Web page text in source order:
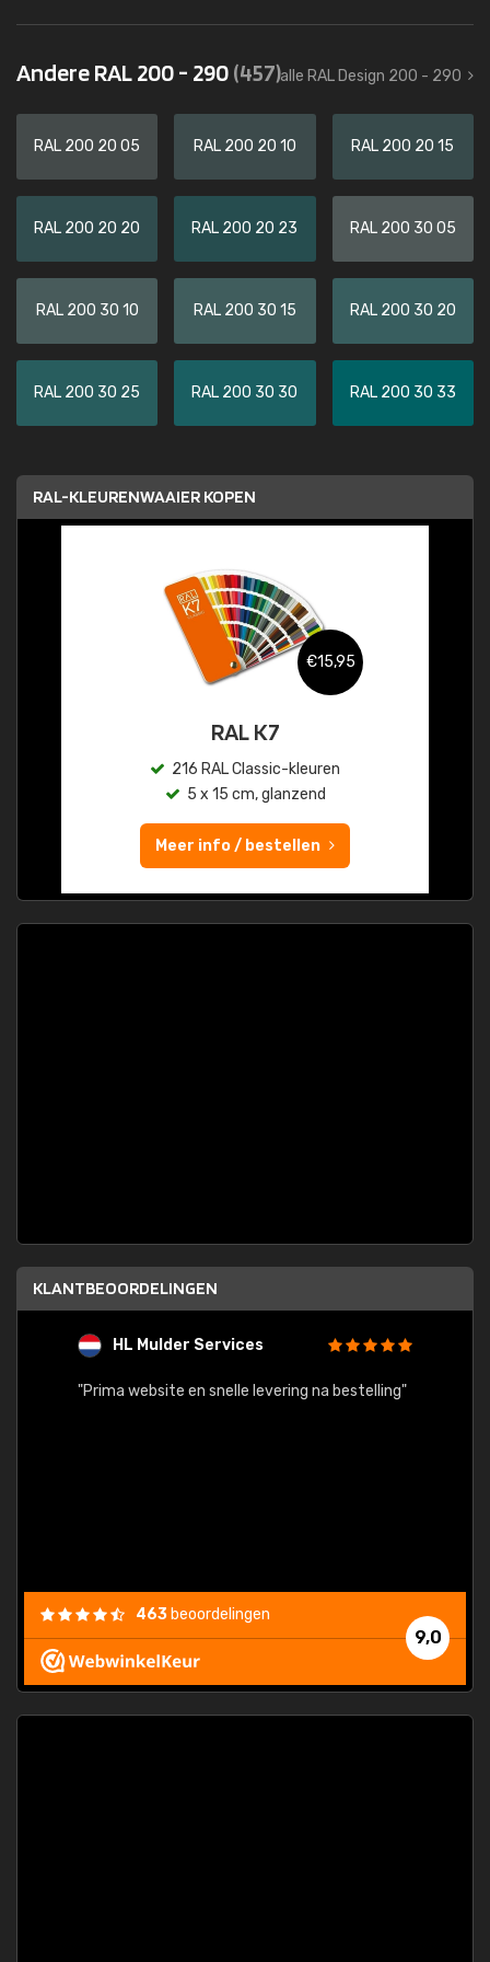
Andere RAL 200 - 290(457)alle RAL Design 200 - 290
RAL 200 20 05 RAL 200 20 10 RAL 200 20 15
RAL 200 20 20 RAL 200 20 23 RAL 200 30 05
RAL 200 30 10 RAL 200 30 15 RAL 200 30 20
RAL 200 30 25 RAL 200 30 30 RAL 200 30 33
RAL-KLEURENWAAIER KOPEN
€15,95
RAL K7
216 RAL Classic-kleuren
5 x 15 cm, glanzend
Meer info / bestellen
KLANTBEOORDELINGEN
HL Mulder Services
"Prima website en snelle levering na bestelling"
9,0
463 beoordelingen